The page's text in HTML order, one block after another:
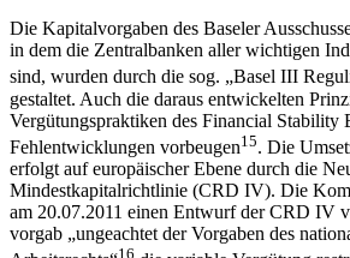
Die Kapitalvorgaben des Baseler
in dem die Zentralbanken aller wichtigen
sind, wurden durch die sog. „Basel III
gestaltet. Auch die daraus entwickelten
Vergütungspraktiken des Financial Stability
Fehlentwicklungen vorbeugen15. Die
erfolgt auf europäischer Ebene durch die
Mindestkapitalrichtlinie (CRD IV). Die
am 20.07.2011 einen Entwurf der CRD IV
vorgab „ungeachtet der Vorgaben des
16